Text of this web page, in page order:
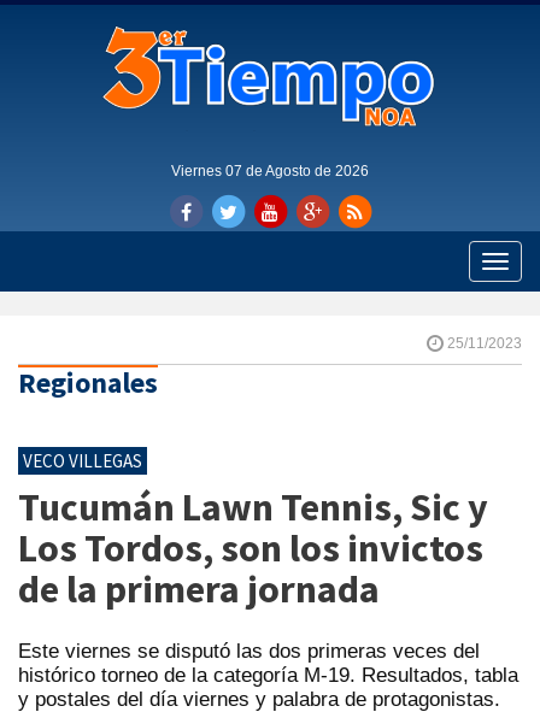
Viernes 07 de Agosto de 2026
Toggle
25/11/2023
Regionales
VECO VILLEGAS
Tucumán Lawn Tennis, Sic y
Los Tordos, son los invictos
de la primera jornada
Este viernes se disputó las dos primeras veces del
histórico torneo de la categoría M-19. Resultados, tabla
y postales del día viernes y palabra de protagonistas.